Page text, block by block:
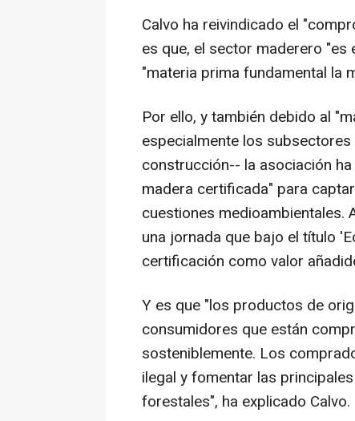
Calvo ha reivindicado el
es que, el sector maderero
"materia prima fundamental la
Por ello, y también debido al
especialmente los
construcción-- la asociación
madera certificada" para
cuestiones medioambientales.
una jornada que bajo el título
certificación como valor
Y es que "los productos de
consumidores que están
sosteniblemente. Los
ilegal y fomentar las
forestales", ha explicado Calvo.